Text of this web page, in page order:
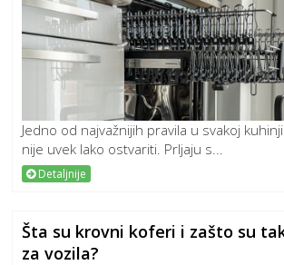
Jedno od najvažnijih pravila u svakoj
nije uvek lako ostvariti. Prljaju s...
Detaljnije
Šta su krovni koferi i zašto su
za vozila?